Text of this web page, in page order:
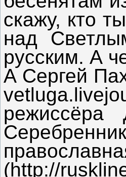
скажу, кто
над
русским. А
А Сергей
(http://